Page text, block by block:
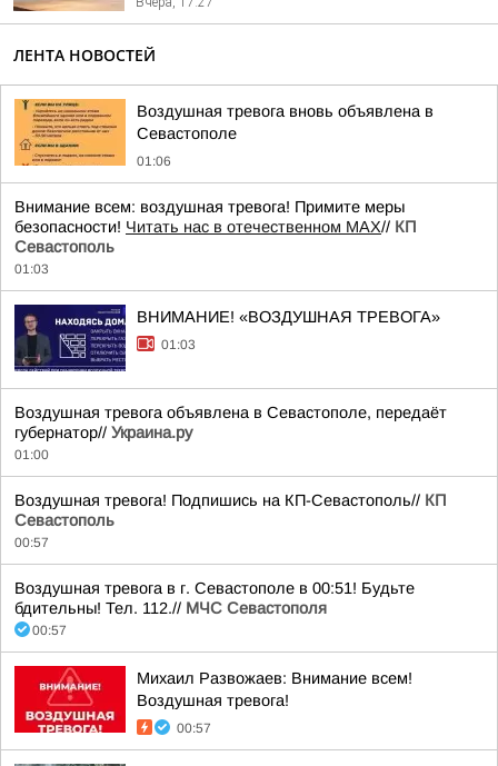
ЛЕНТА НОВОСТЕЙ
Воздушная тревога вновь объявлена в
Севастополе
01:06
Внимание всем: воздушная тревога! Примите меры
безопасности! Читать нас в отечественном MAX// КП
Севастополь
01:03
ВНИМАНИЕ! «ВОЗДУШНАЯ ТРЕВОГА»
01:03
Воздушная тревога объявлена в Севастополе, передаёт
губернатор// Украина.ру
01:00
Воздушная тревога! Подпишись на КП-Севастополь// КП
Севастополь
00:57
Воздушная тревога в г. Севастополе в 00:51! Будьте
бдительны! Тел. 112.// МЧС Севастополя
00:57
Михаил Развожаев: Внимание всем!
Воздушная тревога!
00:57